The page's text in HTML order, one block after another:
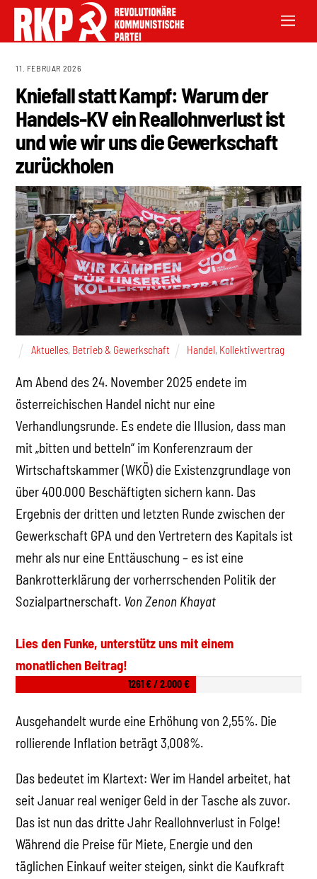
11. FEBRUAR 2026
Kniefall statt Kampf: Warum der
Handels-KV ein Reallohnverlust ist
und wie wir uns die Gewerkschaft
zurückholen
Aktuelles, Betrieb & Gewerkschaft Handel, Kollektivvertrag
Am Abend des 24. November 2025 endete im
österreichischen Handel nicht nur eine
Verhandlungsrunde. Es endete die Illusion, dass man
mit „bitten und betteln“ im Konferenzraum der
Wirtschaftskammer (WKÖ) die Existenzgrundlage von
über 400.000 Beschäftigten sichern kann. Das
Ergebnis der dritten und letzten Runde zwischen der
Gewerkschaft GPA und den Vertretern des Kapitals ist
mehr als nur eine Enttäuschung – es ist eine
Bankrotterklärung der vorherrschenden Politik der
Sozialpartnerschaft. Von Zenon Khayat
Lies den Funke, unterstütz uns mit einem
monatlichen Beitrag!
1261 € / 2.000 €
Ausgehandelt wurde eine Erhöhung von 2,55%. Die
rollierende Inflation beträgt 3,008%.
Das bedeutet im Klartext: Wer im Handel arbeitet, hat
seit Januar real weniger Geld in der Tasche als zuvor.
Das ist nun das dritte Jahr Reallohnverlust in Folge!
Während die Preise für Miete, Energie und den
täglichen Einkauf weiter steigen, sinkt die Kaufkraft